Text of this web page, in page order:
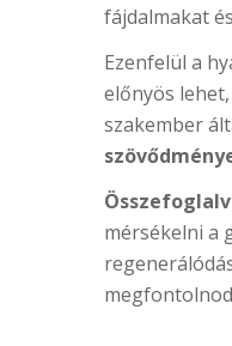
fájdalmakat
Ezenfelül a
előnyös
szakember
mérsékelni a